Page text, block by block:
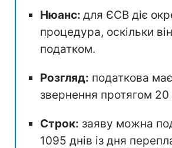
Нюанс: для ЄСВ діє
процедура, оскільки
податком.
Розгляд: податкова
звернення протягом 20
Строк: заяву можна
1095 днів із дня